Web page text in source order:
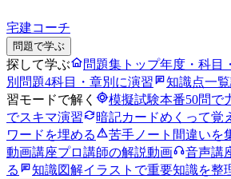
宅建コーチ
問題で学ぶ
探して学ぶ 問題集トップ年度・科目
別問題4科目・章別に演習 知識点一覧
習モードで解く
模擬試験本番50問で
でスキマ演習
暗記カードめくって覚
ワードを埋める
苦手ノート 間違いを
動画講座プロ講師の解説動画 音声講
る
知識図解イラストで重要知識を整